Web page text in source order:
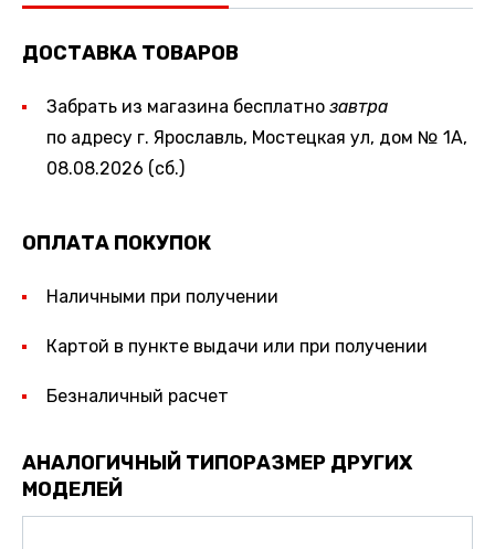
ДОСТАВКА ТОВАРОВ
Забрать из магазина бесплатно завтра
по адресу г. Ярославль, Мостецкая ул, дом № 1А,
08.08.2026 (сб.)
ОПЛАТА ПОКУПОК
Наличными при получении
Картой в пункте выдачи или при получении
Безналичный расчет
АНАЛОГИЧНЫЙ ТИПОРАЗМЕР ДРУГИХ
МОДЕЛЕЙ